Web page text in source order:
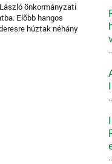
önkormányzati
Elõbb hangos
húztak néhány